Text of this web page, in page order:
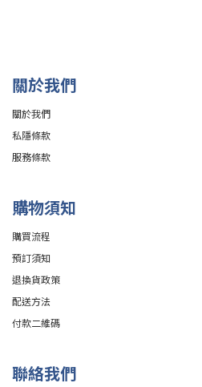
關於我們
關於我們
私隱條款
服務條款
購物須知
購買流程
預訂須知
退換貨政策
配送方法
付款二維碼
聯絡我們